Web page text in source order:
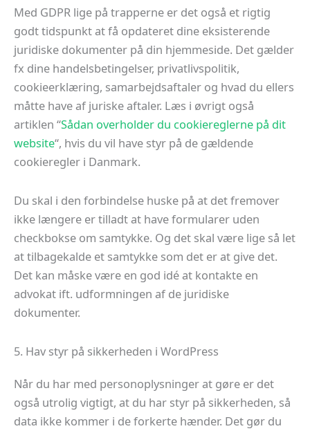
Med GDPR lige på trapperne er det også et rigtig
godt tidspunkt at få opdateret dine eksisterende
juridiske dokumenter på din hjemmeside. Det gælder
fx dine handelsbetingelser, privatlivspolitik,
cookieerklæring, samarbejdsaftaler og hvad du ellers
måtte have af juriske aftaler. Læs i øvrigt også
artiklen “Sådan overholder du cookiereglerne på dit
website“, hvis du vil have styr på de gældende
cookieregler i Danmark.
Du skal i den forbindelse huske på at det fremover
ikke længere er tilladt at have formularer uden
checkbokse om samtykke. Og det skal være lige så let
at tilbagekalde et samtykke som det er at give det.
Det kan måske være en god idé at kontakte en
advokat ift. udformningen af de juridiske
dokumenter.
5. Hav styr på sikkerheden i WordPress
Når du har med personoplysninger at gøre er det
også utrolig vigtigt, at du har styr på sikkerheden, så
data ikke kommer i de forkerte hænder. Det gør du